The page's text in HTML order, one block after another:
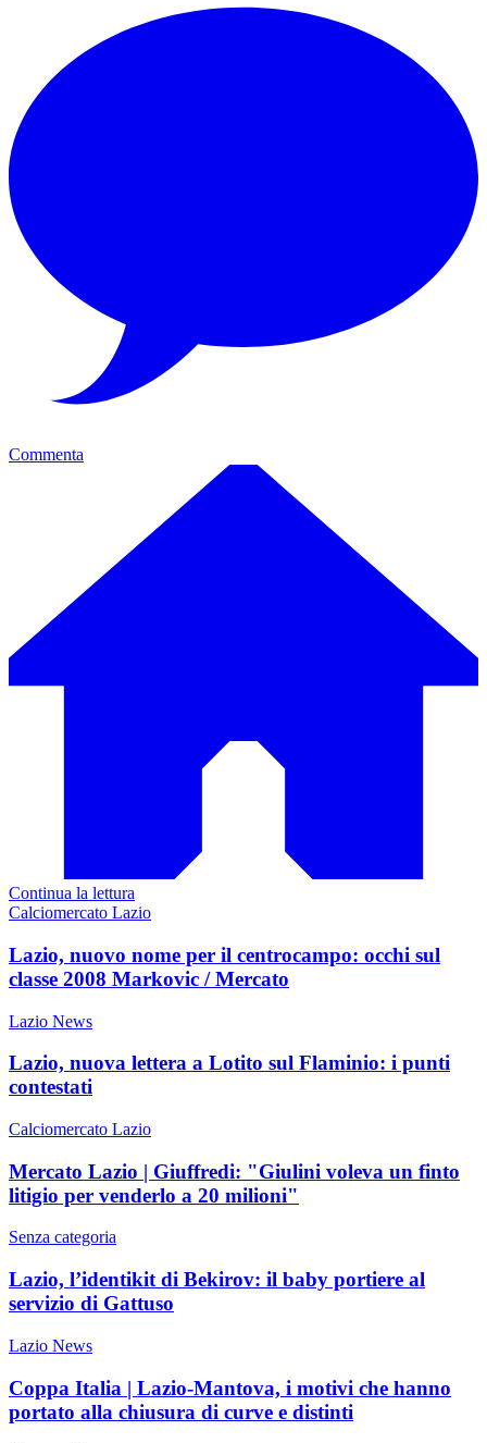
Commenta
Continua la lettura
Calciomercato Lazio
Lazio, nuovo nome per il centrocampo: occhi sul
classe 2008 Markovic / Mercato
Lazio News
Lazio, nuova lettera a Lotito sul Flaminio: i punti
contestati
Calciomercato Lazio
Mercato Lazio | Giuffredi: "Giulini voleva un finto
litigio per venderlo a 20 milioni"
Senza categoria
Lazio, l’identikit di Bekirov: il baby portiere al
servizio di Gattuso
Lazio News
Coppa Italia | Lazio-Mantova, i motivi che hanno
portato alla chiusura di curve e distinti